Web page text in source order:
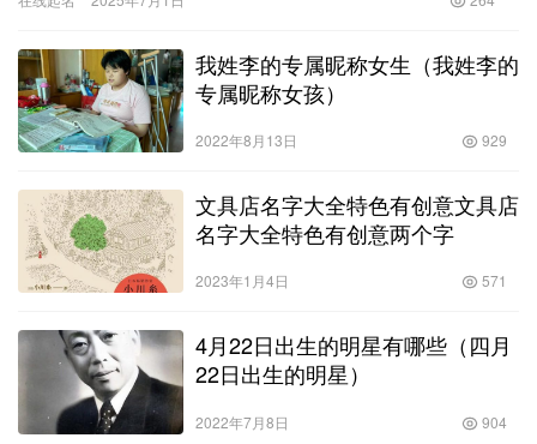
礼…
我姓李的专属昵称女生（我姓李的
专属昵称女孩）
2022年8月13日 929
文具店名字大全特色有创意文具店
名字大全特色有创意两个字
2023年1月4日 571
4月22日出生的明星有哪些（四月
22日出生的明星）
2022年7月8日 904